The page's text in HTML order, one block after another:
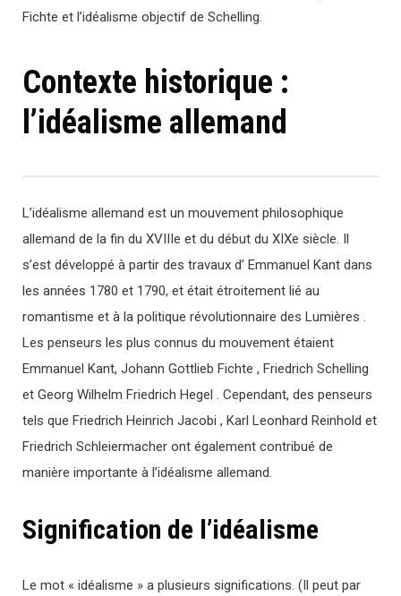
Fichte et l’idéalisme objectif de Schelling.
Contexte historique :
l’idéalisme allemand
L’idéalisme allemand est un mouvement philosophique
allemand de la fin du XVIIIe et du début du XIXe siècle. Il
s’est développé à partir des travaux d’ Emmanuel Kant dans
les années 1780 et 1790, et était étroitement lié au
romantisme et à la politique révolutionnaire des Lumières .
Les penseurs les plus connus du mouvement étaient
Emmanuel Kant, Johann Gottlieb Fichte , Friedrich Schelling
et Georg Wilhelm Friedrich Hegel . Cependant, des penseurs
tels que Friedrich Heinrich Jacobi , Karl Leonhard Reinhold et
Friedrich Schleiermacher ont également contribué de
manière importante à l’idéalisme allemand.
Signification de l’idéalisme
Le mot « idéalisme » a plusieurs significations. (Il peut par